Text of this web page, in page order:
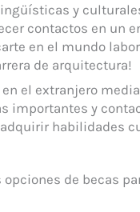
y
contactos en un
en el mundo
de arquitectura!
el extranjero
importantes y
habilidades
opciones de becas